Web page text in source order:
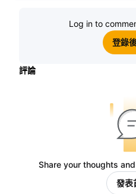
Log in to
登錄
評論
Share your thoughts
發表